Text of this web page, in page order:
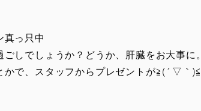
真っ只中
しでしょうか？どうか、肝臓をお大事に。
かで、スタッフからプレゼントが≧(´▽｀)≦